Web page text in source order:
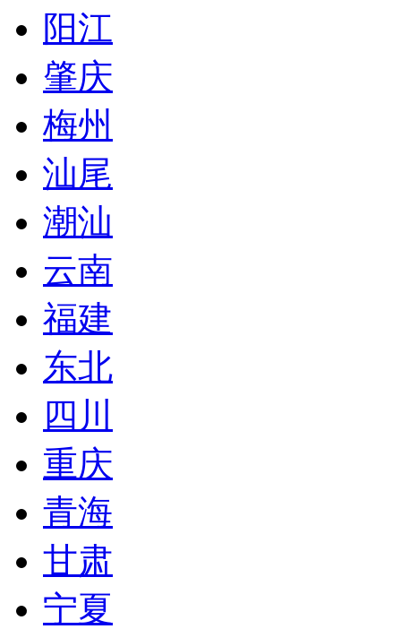
阳江
肇庆
梅州
汕尾
潮汕
云南
福建
东北
四川
重庆
青海
甘肃
宁夏